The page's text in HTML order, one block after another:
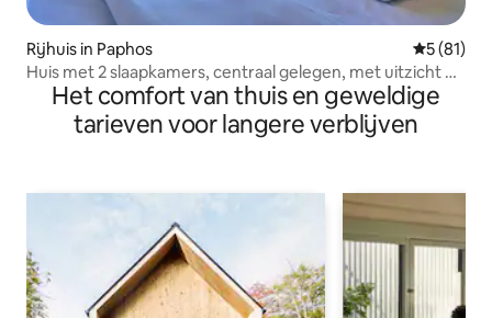
Rijhuis in Paphos
5 (81)
Huis met 2 slaapkamers, centraal gelegen, met uitzicht op
zee, dakterras en lift
Het comfort van thuis en geweldige
tarieven voor langere verblijven